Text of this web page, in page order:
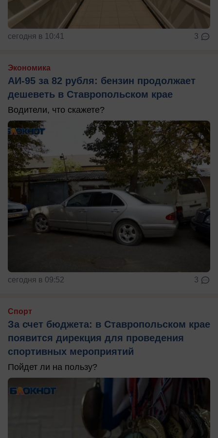
сегодня в 10:41 3
Экономика
АИ-95 за 82 рубля: бензин продолжает
дешеветь в Ставропольском крае
Водители, что скажете?
сегодня в 09:52 3
Спорт
За счет бюджета: в Ставропольском крае
появится дирекция для проведения
спортивных мероприятий
Пойдет ли на пользу?